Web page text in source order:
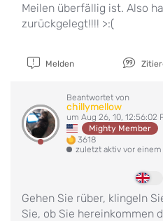
Meilen überfällig ist. Also
zurückgelegt!!!! >:(
Melden
Beantwortet von
chillymellow
um Aug 26, 10, 12:56:02
Mighty Member
3618
zuletzt aktiv vor
Gehen Sie rüber, klingeln
Sie, ob Sie hereinkommen